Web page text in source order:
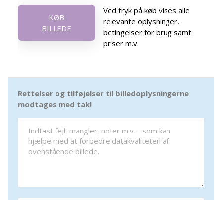
KØB
BILLEDE
Ved tryk på køb vises alle
relevante oplysninger,
betingelser for brug samt
priser m.v.
Rettelser og tilføjelser til billedoplysningerne
modtages med tak!